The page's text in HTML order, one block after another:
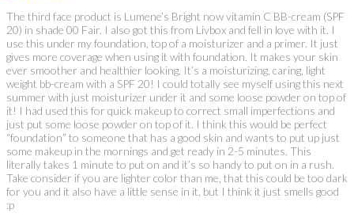
The third face product is Lumene’s Bright now vitamin C BB-cream (SPF
20) in shade 00 Fair. I also got this from Livbox and fell in love with it. I
use this under my foundation, top of a moisturizer and a primer. It just
gives more coverage when using it with foundation. It makes your skin
ever smoother and healthier looking. It’s a moisturizing, caring, light
weight bb-cream with a SPF 20! I could totally see myself using this next
summer with just moisturizer under it and some loose powder on top of
it! I had used this for quick makeup to correct small imperfections and
just put some loose powder on top of it. I think this would be perfect
“foundation” to someone that has a good skin and wants to put up just
some makeup in the mornings and get ready in 2-5 minutes. This
literally takes 1 minute to put on and it’s so handy to put on in a rush.
Take consider if you are lighter color than me, that this could be too dark
for you and it also have a little sense in it, but I think it just smells good
:p